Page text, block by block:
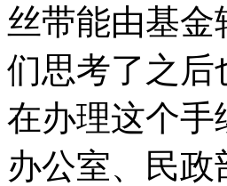
丝带能由基
们思考了之后
在办理这个手
办公室、民